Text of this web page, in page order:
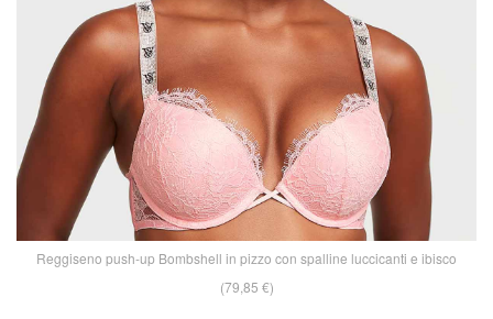
Reggiseno push-up Bombshell in pizzo con spalline luccicanti e ibisco
(79,85 €)